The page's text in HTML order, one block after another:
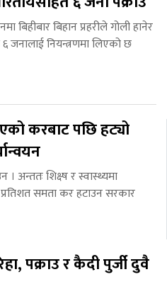
बिहीबार बिहान प्रहरीले गोली हानेर
जनालाई नियन्त्रणमा लिएको छ
करबाट पछि हट्यो
। अन्ततः शिक्ष्ष र स्वास्थ्यमा
समता कर हटाउन सरकार
पक्राउ र कैदी पुर्जी दुवै